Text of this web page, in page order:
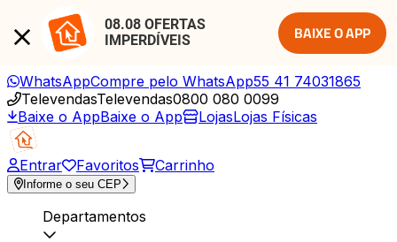
08.08 OFERTAS
IMPERDÍVEIS
BAIXE O APP
WhatsAppCompre pelo WhatsApp55 41 74031865
TelevendasTelevendas0800 080 0099
Baixe o AppBaixe o App LojasLojas Físicas
Entrar Favoritos Carrinho
Informe o seu CEP
Departamentos